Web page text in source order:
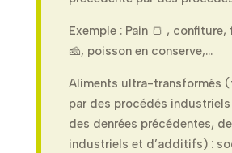
Exemple : Pain 🍞 , confiture,
🧀, poisson en conserve,…
Aliments ultra-transformés (
par des procédés
des denrées précédentes,
industriels et d’additifs) :